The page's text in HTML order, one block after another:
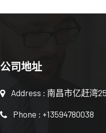
公司地址
Address : 南昌市亿赶湾
Phone : +13594780038